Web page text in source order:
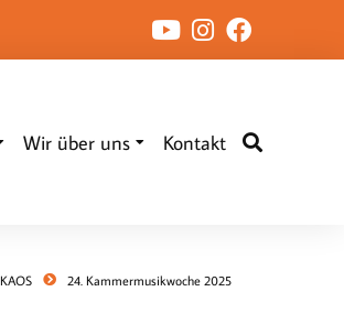
Wir über uns Kontakt
KAOS 24. Kammermusikwoche 2025